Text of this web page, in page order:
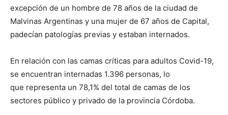
excepción de un hombre de 78 años de la ciudad de
Malvinas Argentinas y una mujer de 67 años de Capital,
padecían patologías previas y estaban internados.
En relación con las camas críticas para adultos Covid-19,
se encuentran internadas 1.396 personas, lo
que representa un 78,1% del total de camas de los
sectores público y privado de la provincia Córdoba.